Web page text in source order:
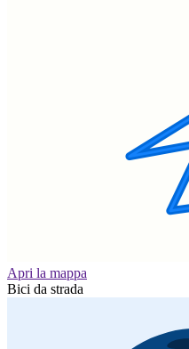
Apri la mappa
Bici da strada